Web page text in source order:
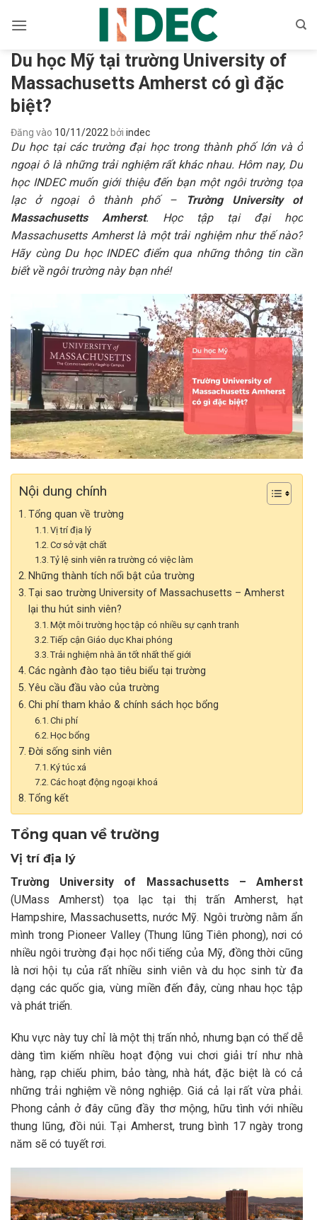
qua
dungDu học Mỹ tại trường University of
Massachusetts Amherst có gì đặc
biệt?
Đăng vào 10/11/2022 bởi indec
Du học tại các trường đại học trong thành phố lớn và ở
ngoại ô là những trải nghiệm rất khác nhau. Hôm nay, Du
học INDEC muốn giới thiệu đến bạn một ngôi trường tọa
lạc ở ngoại ô thành phố –
Trường University of
Massachusetts Amherst. Học tập tại đại học
Massachusetts Amherst là một trải nghiệm như thế nào?
Hãy cùng Du học INDEC điểm qua những thông tin cần
biết về ngôi trường này bạn nhé!
Nội dung chính
Tổng quan về trường
Vị trí địa lý
Cơ sở vật chất
Tỷ lệ sinh viên ra trường có việc làm
Những thành tích nổi bật của trường
Tại sao trường University of Massachusetts – Amherst
lại thu hút sinh viên?
Một môi trường học tập có nhiều sự cạnh tranh
Tiếp cận Giáo dục Khai phóng
Trải nghiệm nhà ăn tốt nhất thế giới
Các ngành đào tạo tiêu biểu tại trường
Yêu cầu đầu vào của trường
Chi phí tham khảo & chính sách học bổng
Chi phí
Học bổng
Đời sống sinh viên
Ký túc xá
Các hoạt động ngoại khoá
Tổng kết
Tổng quan về trường
Vị trí địa lý
Trường University of Massachusetts – Amherst
(UMass Amherst) tọa lạc tại thị trấn Amherst, hạt
Hampshire, Massachusetts, nước Mỹ. Ngôi trường nằm ẩn
mình trong Pioneer Valley (Thung lũng Tiên phong), nơi có
nhiều ngôi trường đại học nổi tiếng của Mỹ, đồng thời cũng
là nơi hội tụ của rất nhiều sinh viên và du học sinh từ đa
dạng các quốc gia, vùng miền đến đây, cùng nhau học tập
và phát triển.
Khu vực này tuy chỉ là một thị trấn nhỏ, nhưng bạn có thể dễ
dàng tìm kiếm nhiều hoạt động vui chơi giải trí như nhà
hàng, rạp chiếu phim, bảo tàng, nhà hát, đặc biệt là có cả
những trải nghiệm về nông nghiệp. Giá cả lại rất vừa phải.
Phong cảnh ở đây cũng đầy thơ mộng, hữu tình với nhiều
thung lũng, đồi núi. Tại Amherst, trung bình 17 ngày trong
năm sẽ có tuyết rơi.